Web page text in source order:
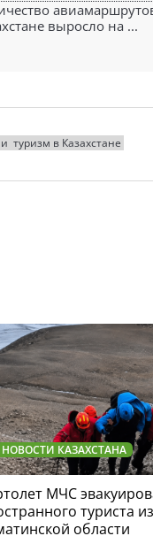
выросло на ...
туризм в Казахстане
НОВОСТИ КАЗАХСТАНА
МЧС
туриста
области